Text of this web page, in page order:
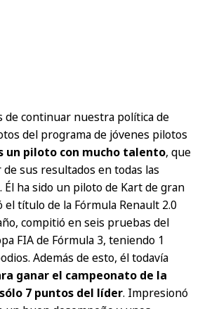
de continuar nuestra política de
del programa de jóvenes pilotos
un piloto con mucho talento, que
sus resultados en todas las
ha sido un piloto de Kart de gran
el título de la Fórmula Renault 2.0
compitió en seis pruebas del
FIA de Fórmula 3, teniendo 1
Además de esto, él todavía
ganar el campeonato de la
7 puntos del líder. Impresionó